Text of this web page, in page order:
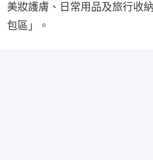
美妝護膚、日常用品及旅行收
包區」。